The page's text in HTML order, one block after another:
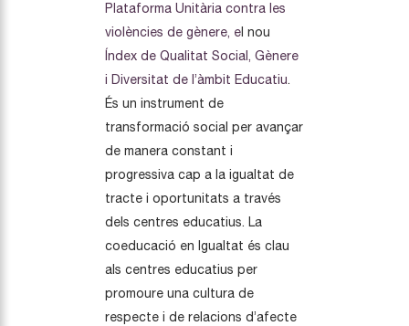
Plataforma Unitària contra les
violències de gènere, e l nou
Índex de Qualitat Social, Gènere
i Diversitat de l’àmbit Educatiu.
És un instrument de
transformació social per avançar
de manera constant i
progressiva cap a la igualtat de
tracte i oportunitats a través
dels centres educatius. La
coeducació en Igualtat és clau
als centres educatius per
promoure una cultura de
respecte i de relacions d’afecte